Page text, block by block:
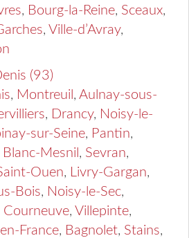
, Bourg-la-Reine, Sceaux,
, Ville-d’Avray,
(93)
, Montreuil , Aulnay-sous-
, Drancy, Noisy-le-
sur-Seine, Pantin,
Blanc-Mesnil , Sevran,
Ouen, Livry-Gargan,
Bois, Noisy-le-Sec,
Courneuve, Villepinte,
en-France, Bagnolet, Stains,